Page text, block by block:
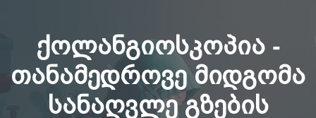
ქოლანგიოსკოპია -
თანამედროვე მიდგომა
სანაღვლე გზების